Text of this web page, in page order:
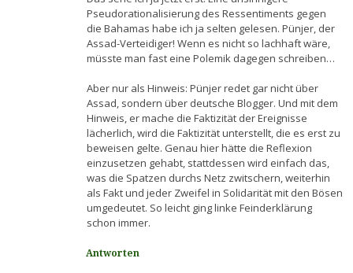
Pseudorationalisierung des Ressentiments gegen
die Bahamas habe ich ja selten gelesen. Pünjer, der
Assad-Verteidiger! Wenn es nicht so lachhaft wäre,
müsste man fast eine Polemik dagegen schreiben…
Aber nur als Hinweis: Pünjer redet gar nicht über
Assad, sondern über deutsche Blogger. Und mit dem
Hinweis, er mache die Faktizität der Ereignisse
lächerlich, wird die Faktizität unterstellt, die es erst zu
beweisen gelte. Genau hier hätte die Reflexion
einzusetzen gehabt, stattdessen wird einfach das,
was die Spatzen durchs Netz zwitschern, weiterhin
als Fakt und jeder Zweifel in Solidarität mit den Bösen
umgedeutet. So leicht ging linke Feinderklärung
schon immer.
Antworten